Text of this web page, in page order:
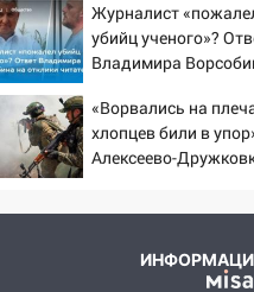
05:00
Кому 6
прибыль, а кому —
прочность
22:58
Соцсети: на
ДТП с
20:22 Мошенники
жительницу
Бондарчука и
Журналист
убийц ученого»?
Владимира
«Ворвались на
хлопцев били в
Алексеево-